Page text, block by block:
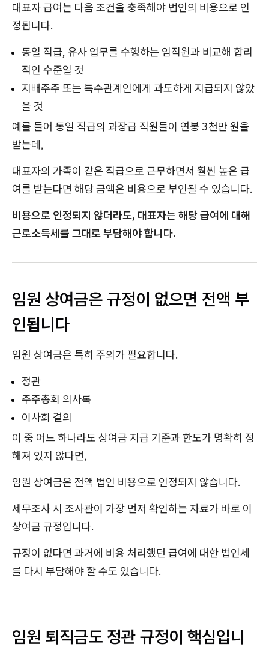
대표자 급여는 다음 조건을 충족해야 법인의 비용으로 인
정됩니다.
동일 직급, 유사 업무를 수행하는 임직원과 비교해 합리
적인 수준일 것
지배주주 또는 특수관계인에게 과도하게 지급되지 않았
을 것
예를 들어 동일 직급의 과장급 직원들이 연봉 3천만 원을
받는데,
대표자의 가족이 같은 직급으로 근무하면서 훨씬 높은 급
여를 받는다면 해당 금액은 비용으로 부인될 수 있습니다.
비용으로 인정되지 않더라도, 대표자는 해당 급여에 대해
근로소득세를 그대로 부담해야 합니다.
임원 상여금은 규정이 없으면 전액 부
인됩니다
임원 상여금은 특히 주의가 필요합니다.
정관
주주총회 의사록
이사회 결의
이 중 어느 하나라도 상여금 지급 기준과 한도가 명확히 정
해져 있지 않다면,
임원 상여금은 전액 법인 비용으로 인정되지 않습니다.
세무조사 시 조사관이 가장 먼저 확인하는 자료가 바로 이
상여금 규정입니다.
규정이 없다면 과거에 비용 처리했던 급여에 대한 법인세
를 다시 부담해야 할 수도 있습니다.
임원 퇴직금도 정관 규정이 핵심입니